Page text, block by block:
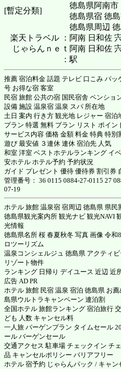
[暫定分類]
徳島県阿南市
徳島県宿 徳
徳島県周辺
楽天トラベル ：
じゃらんｎｅｔ
：
阿南 日和佐
阿南 日和佐
駅
推薦 宿泊料金 話題 テレビ 口こみ パ
号 お得な宿 客室
民宿 旅館 公共の宿 国民宿舎 ペンショ
設備 施設 温泉宿 温泉 スパ 所在地
土日 案内 行き方 観光地 レジャー 宿
プラン 特選 無料 プラン リスト ポイン
サービス内容 価格 金額 料金 特典 特
遊び 最安値 ３連休 連休 宿泊先 人気
和室 洋室 ベストホテルランキング イ
安ホテル ホテル予約 予約状況
ガイド プレゼント 優待 優待券 割引券
管理番号： 36 0115 0884-27-0115 27
07-19
ホテル 旅館 温泉宿 宿周辺 徳島県 県民
徳島県観光案内所 観光ナビ 観光NAVI
光情報
徳島県名所 桜 春夏秋冬 写真 画像 令和
ロツーリズム
温泉コンシェルジュ 徳島県 アクティ
リゾート物件
ランキング 日帰り デイユース 近辺 近
広告 AD PR
ホテル 旅館 民宿 温泉 宿泊 徳島県 お
島県ウルトラキャンペーン 連泊割
全国ホテル 旅館ランキング 宿泊旅行
ども 人数 キャンセル料
一人旅 バーゲンプラン タイムセール
ール バーゲンセール
交通アクセス 駐車場 チェックイン チ
品 キャンセルポリシー バリアフリー
ホテル 宿予約 じゃらんパック / キャ